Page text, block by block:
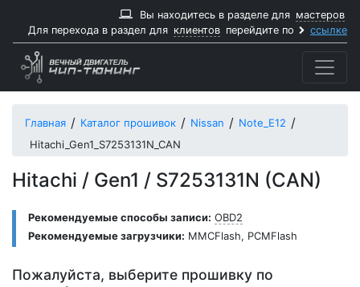
Вы находитесь в разделе для мастеров
Для перехода в раздел для клиентов перейдите по ссылке
Главная Каталог прошивок Nissan
Note_E12
Hitachi_Gen1_S7253131N_CAN
Hitachi / Gen1 / S7253131N (CAN)
Рекомендуемые способы записи: OBD2
Рекомендуемые загрузчики: MMCFlash, PCMFlash
Пожалуйста, выберите прошивку по